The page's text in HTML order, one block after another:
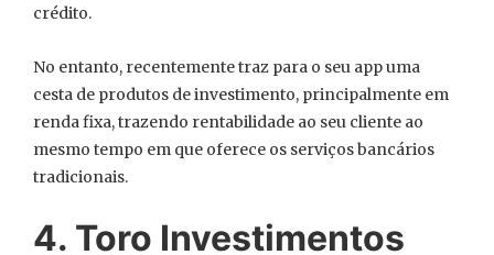
crédito.
No entanto, recentemente traz para o seu app uma
cesta de produtos de investimento, principalmente em
renda fixa, trazendo rentabilidade ao seu cliente ao
mesmo tempo em que oferece os serviços bancários
tradicionais.
4. Toro Investimentos